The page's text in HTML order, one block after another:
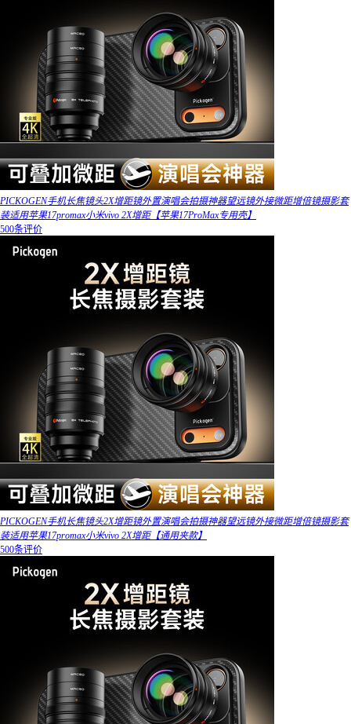
PICKOGEN手机长焦镜头2X增距镜外置演唱会拍摄神器望远镜外接微距增倍镜摄影套
装适用苹果17promax小米vivo 2X增距【苹果17ProMax专用壳】
500条评价
PICKOGEN手机长焦镜头2X增距镜外置演唱会拍摄神器望远镜外接微距增倍镜摄影套
装适用苹果17promax小米vivo 2X增距【通用夹款】
500条评价